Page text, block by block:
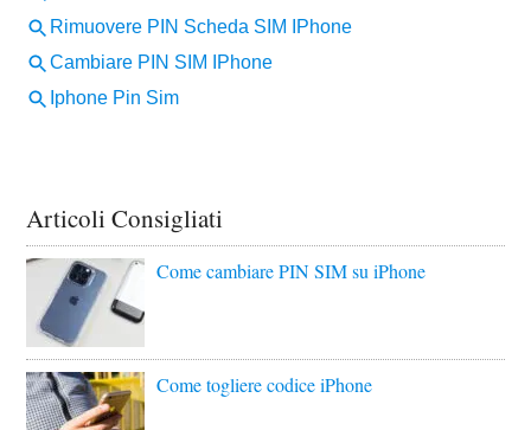
Articoli Consigliati
Come cambiare PIN SIM su iPhone
Come togliere codice iPhone